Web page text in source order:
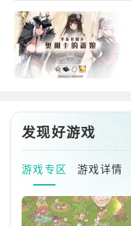
发现好游戏
游戏专区 游戏详情